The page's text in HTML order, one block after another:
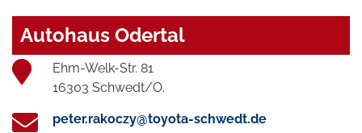
Autohaus Odertal
Ehm-Welk-Str. 81
16303 Schwedt/O.
peter.rakoczy@toyota-schwedt.de